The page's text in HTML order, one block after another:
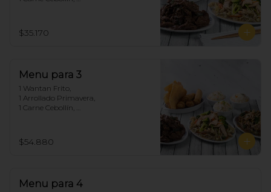
$35.170
Menu para 3
1 Wantan Frito,
1 Arrollado Primavera,
1 Carne Cebollín,
3 Arroz Chaufan
$54.880
Menu para 4